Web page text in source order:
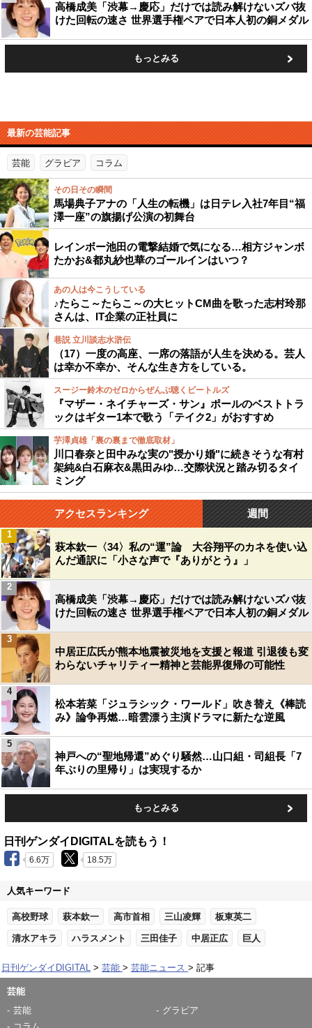
高橋成美「渋幕→慶応」だけでは読み解けないズバ抜
けた回転の速さ 世界選手権ペアで日本人初の銅メダル
もっとみる
最新の芸能記事
芸能 グラビア コラム
その日その瞬間
馬場典子アナの「人生の転機」は日テレ入社7年目“福
澤一座”の旗揚げ公演の初舞台
レインボー池田の電撃結婚で気になる…相方ジャンボ
たかお&都丸紗也華のゴールインはいつ？
あの人は今こうしている
♪たらこ～たらこ～の大ヒットCM曲を歌った志村玲那
さんは、IT企業の正社員に
巷説 立川談志水滸伝
（17）一度の高座、一席の落語が人生を決める。芸人
は幸か不幸か、そんな生き方をしている。
スージー鈴木のゼロからぜんぶ聴くビートルズ
『マザー・ネイチャーズ・サン』ポールのベストトラ
ックはギター1本で歌う「テイク2」がおすすめ
芋澤貞雄「裏の裏まで徹底取材」
川口春奈と田中みな実の"授かり婚"に続きそうな有村
架純&白石麻衣&黒田みゆ…交際状況と踏み切るタイ
ミング
アクセスランキング 週間
萩本欽一〈34〉私の“運”論 大谷翔平のカネを使い込
んだ通訳に「小さな声で『ありがとう』」
1
高橋成美「渋幕→慶応」だけでは読み解けないズバ抜
けた回転の速さ 世界選手権ペアで日本人初の銅メダル
2
中居正広氏が熊本地震被災地を支援と報道 引退後も変
わらないチャリティー精神と芸能界復帰の可能性
3
松本若菜「ジュラシック・ワールド」吹き替え《棒読
み》論争再燃…暗雲漂う主演ドラマに新たな逆風
4
神戸への“聖地帰還”めぐり騒然…山口組・司組長「7
年ぶりの里帰り」は実現するか
5
もっとみる
日刊ゲンダイDIGITALを読もう！
6.6万 18.5万
人気キーワード
高校野球 萩本欽一 高市首相 三山凌輝 板東英二
清水アキラ ハラスメント 三田佳子 中居正広 巨人
日刊ゲンダイDIGITAL 芸能 芸能ニュース 記事
芸能
芸能
グラビア